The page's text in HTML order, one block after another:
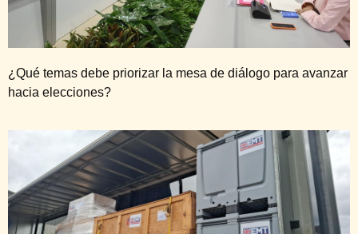
¿Qué temas debe priorizar la mesa de diálogo para avanzar
hacia elecciones?